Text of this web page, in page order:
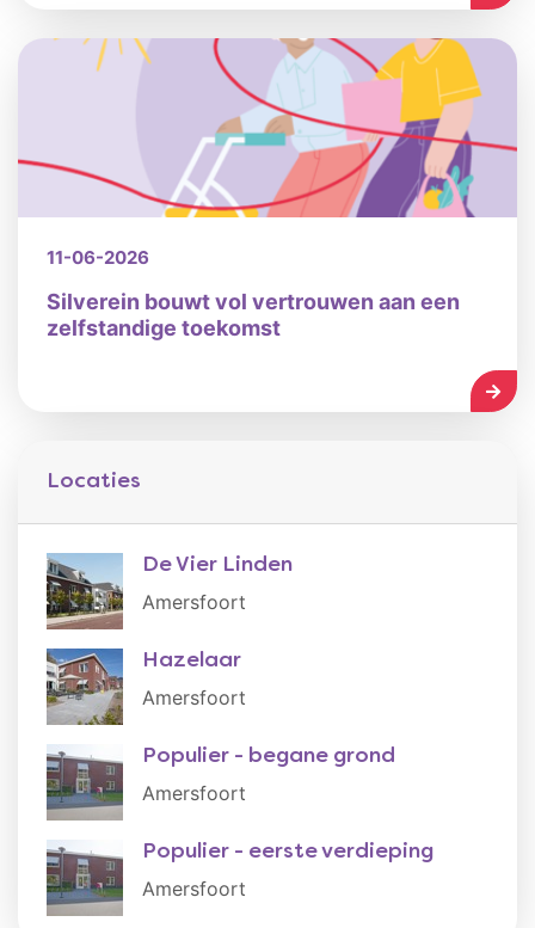
11-06-2026
Silverein bouwt vol vertrouwen aan een
zelfstandige toekomst
Locaties
De Vier Linden
Amersfoort
Hazelaar
Amersfoort
Populier - begane grond
Amersfoort
Populier - eerste verdieping
Amersfoort